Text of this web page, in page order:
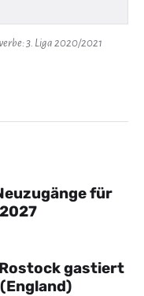
3. Liga 2020/2021
für
gastiert